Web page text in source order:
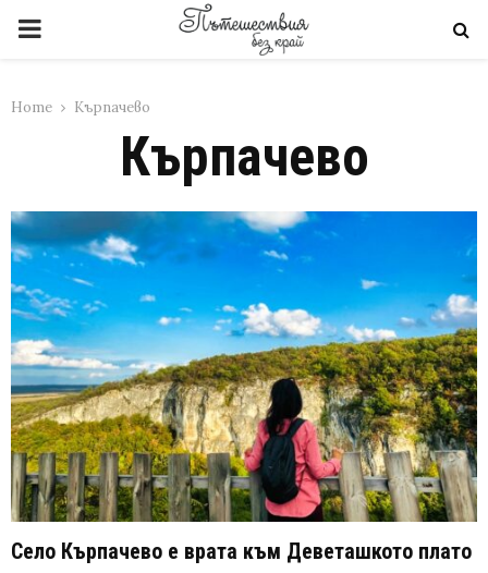
PRIMARY
Home Кърпачево
Кърпачево
Село Кърпачево е врата към Деветашкото плато